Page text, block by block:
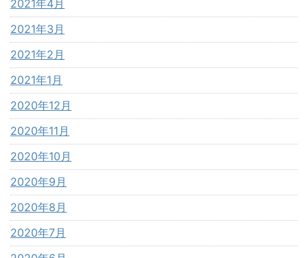
2021年4月
2021年3月
2021年2月
2021年1月
2020年12月
2020年11月
2020年10月
2020年9月
2020年8月
2020年7月